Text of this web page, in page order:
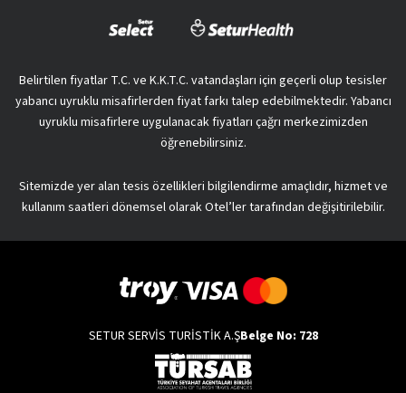
Belirtilen fiyatlar T.C. ve K.K.T.C. vatandaşları için geçerli olup tesisler
yabancı uyruklu misafirlerden fiyat farkı talep edebilmektedir. Yabancı
uyruklu misafirlere uygulanacak fiyatları çağrı merkezimizden
öğrenebilirsiniz.
Sitemizde yer alan tesis özellikleri bilgilendirme amaçlıdır, hizmet ve
kullanım saatleri dönemsel olarak Otel’ler tarafından değişitirilebilir.
SETUR SERVİS TURİSTİK A.ŞBelge No: 728